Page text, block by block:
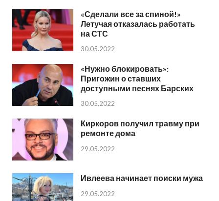
«Сделали все за спиной!»
Летучая отказалась работать
на СТС
30.05.2022
«Нужно блокировать»:
Пригожин о ставших
доступными песнях Барских
30.05.2022
Киркоров получил травму при
ремонте дома
29.05.2022
Ивлеева начинает поиски мужа
29.05.2022